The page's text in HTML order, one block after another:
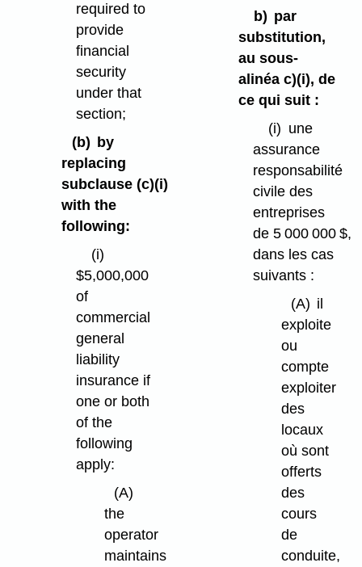
required to
provide
financial
security
under that
section;
(b) by
replacing
subclause (c)⁠(i)
with the
following:
(i)
$5,000,000
of
commercial
general
liability
insurance if
one or both
of the
following
apply:
(A)
the
operator
maintains
b) par
substitution,
au sous-
alinéa c)⁠(i), de
ce qui suit :
(i) une
assurance
responsabilité
civile des
entreprises
de 5 000 000 $,
dans les cas
suivants :
(A) il
exploite
ou
compte
exploiter
des
locaux
où sont
offerts
des
cours
de
conduite,